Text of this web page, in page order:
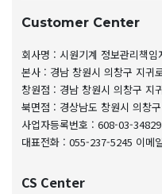
Customer Center
회사명 : 시원기계 정보관리책
본사 : 경남 창원시 의창구 지귀
창원점 : 경남 창원시 의창구 지
북면점 : 경상남도 창원시 의창
사업자등록번호 : 608-03-34829
대표전화 : 055-237-5245 이메
CS Center